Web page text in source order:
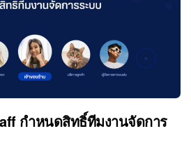
กำหนดสิทธิ์ทีมงานจัดการ